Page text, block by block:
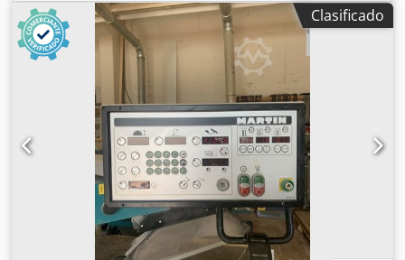
Ajuste de altura ajustable eléctricamente; altura de corte
máxima de 133 mm. Ajuste inclinado eléctrico de 90° a 45°.
Potencia del motor de 7,35 kW (10 CV). 3 velocidades de
giro de la hoja de sierra: 3500/4500/5500 rpm. Control X-
Motion con pantalla táctil. Posicionamiento electrónico:
altura de la hoja de sierra, ajuste inclinado y tope paralelo.
Dedpfx Ahozp Nw Ieuekr Base de datos de herramientas y
programas de corte automáticos. Programas para ranuras,
series de ranuras, rebajes y cortes a inglete. Unidad de
pre-corte de 2 ejes: altura/ancho. Brazo de soporte de
1250 x 650 mm con indicador digital de ángulo. Tope de
longitud de 3200 mm, giratorio de 90° a 45°. Sistema de
cambio rápido Quick-Lock para la hoja de sierra principal.
Clasificado